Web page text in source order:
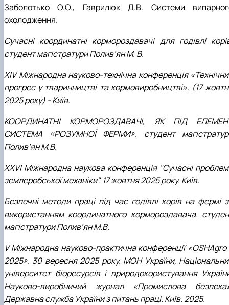
Заболотько О.О., Гаврилюк Д.В. Системи
охолодження.
Сучасні координатні кормороздавачі для годівлі
студент магістратури Полив’ян М. В.
XІV Міжнародна науково-технічна конференція
прогрес у тваринництві та кормовиробництві». (17
2025 року) - Київ.
КООРДИНАТНІ КОРМОРОЗДАВАЧІ, ЯК ПІД
СИСТЕМА «РОЗУМНОЇ ФЕРМИ». студент
Полив’ян М.В.
XХVІ Міжнародна наукова конференція "Сучасні
землеробської механіки". 17 жовтня 2025 року. Київ.
Безпечні методи праці під час годівлі корів на фермі
використанням координатного кормороздавача.
магістратури Полив’ян М.В.
V Міжнародна науково-практична конференції «OSHAgro
2025». 30 вересня 2025 року. МОН України,
університет біоресурсів і природокористування
Науково-виробничий журнал «Промислова
Державна служба України з питань праці. Київ. 2025.